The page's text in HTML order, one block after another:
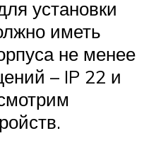
установки
иметь
не менее
– IP 22 и